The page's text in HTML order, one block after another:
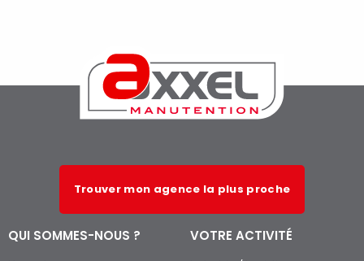
Trouver mon agence la plus proche
QUI SOMMES-NOUS ? VOTRE ACTIVITÉ